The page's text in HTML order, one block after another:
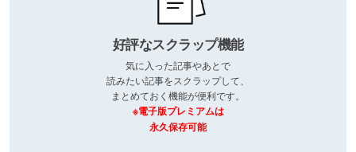
好評なスクラップ機能
気に入った記事やあとで
読みたい記事をスクラップして、
まとめておく機能が便利です。
※電子版プレミアムは
永久保存可能